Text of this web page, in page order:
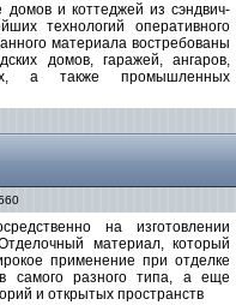
домов и коттеджей из сэндвич-
технологий оперативного
материала востребованы
домов, гаражей, ангаров,
а также промышленных
на изготовлении
материал, который
применение при отделке
самого разного типа, а еще
и открытых пространств